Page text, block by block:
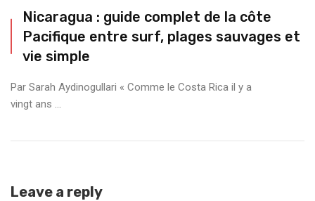
Nicaragua : guide complet de la côte
Pacifique entre surf, plages sauvages et
vie simple
Par Sarah Aydinogullari « Comme le Costa Rica il y a
vingt ans ...
Leave a reply